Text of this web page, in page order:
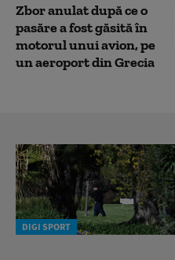
Zbor anulat după ce o
pasăre a fost găsită în
motorul unui avion, pe
un aeroport din Grecia
DIGI SPORT